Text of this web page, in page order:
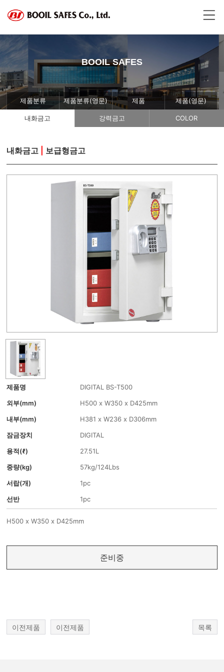
BOOIL SAFES
제품분류 제품분류(영문) 제품 제품(영문)
내화금고 강력금고 COLOR
내화금고 보급형금고
제품명
DIGITAL BS-T500
외부(mm)
H500 x W350 x D425mm
내부(mm)
H381 x W236 x D306mm
잠금장치
DIGITAL
용적(ℓ)
27.51L
중량(kg)
57kg/124Lbs
서랍(개)
1pc
선반
1pc
H500 x W350 x D425mm
준비중
이전제품 이전제품 목록